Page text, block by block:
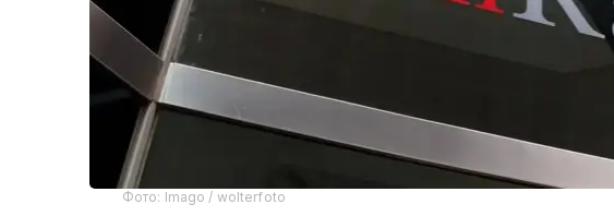
Фото: Imago / wolterfoto